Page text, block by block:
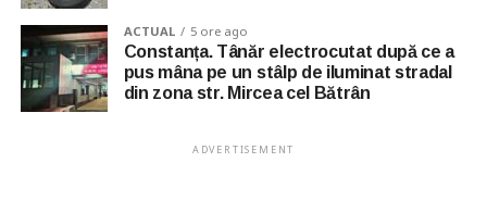
ACTUAL 5 ore ago
Constanța. Tânăr electrocutat după ce a
pus mâna pe un stâlp de iluminat stradal
din zona str. Mircea cel Bătrân
ADVERTISEMENT